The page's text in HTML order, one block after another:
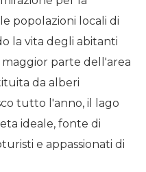
popolazioni locali di
la vita degli abitanti
parte dell'area
da alberi
tutto l'anno, il lago
ideale, fonte di
e appassionati di